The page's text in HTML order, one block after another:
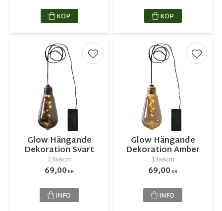
KÖP KÖP
Glow Hängande
Dekoration Svart
13x6cm
69,00KR
Lägg till i favoriter
INFO
Glow Hängande
Dekoration Amber
13x6cm
69,00KR
Lägg
INFO